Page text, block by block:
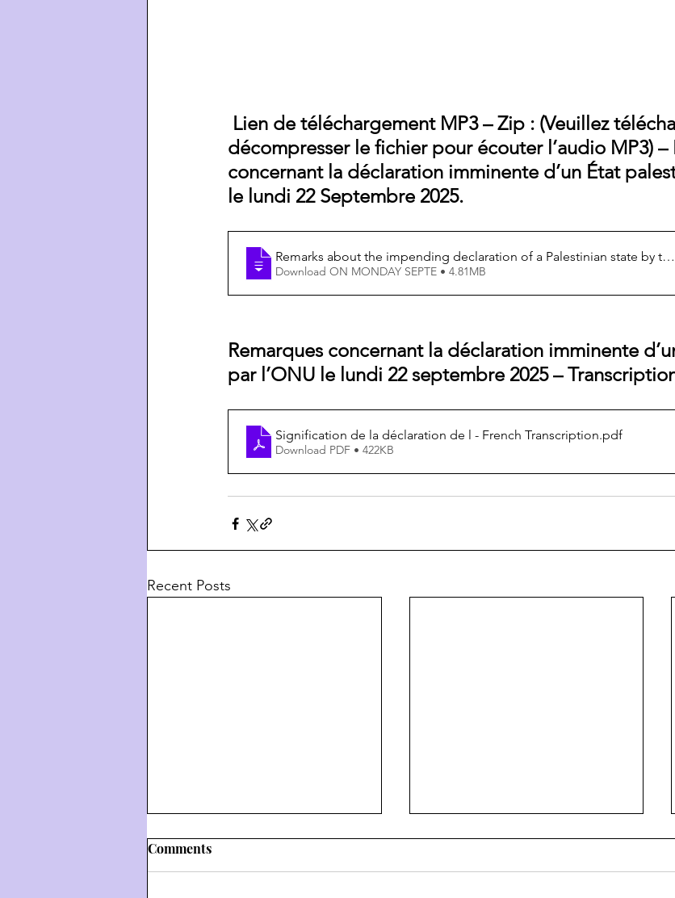
Lien de téléchargement MP3 – Zip : (Veuillez
décompresser le fichier pour écouter l’audio MP3) –
concernant la déclaration imminente d’un État
le lundi 22 Septembre 2025.
Remarks about the impending declaration of a Palestinian state by
Download ON MONDAY SEPTE • 4.81MB
Remarques concernant la déclaration imminente
par l’ONU le lundi 22 septembre 2025 –
Signification de la déclaration de l - French Transcription.pdf
Download PDF • 422KB
Recent Posts
Comments